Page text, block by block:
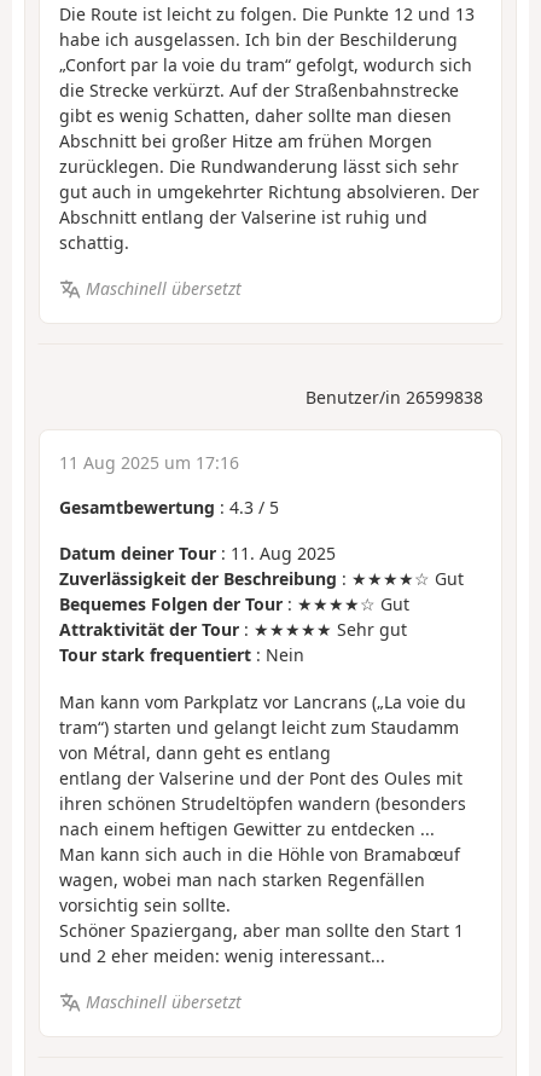
Die Route ist leicht zu folgen. Die Punkte 12 und 13
habe ich ausgelassen. Ich bin der Beschilderung
„Confort par la voie du tram“ gefolgt, wodurch sich
die Strecke verkürzt. Auf der Straßenbahnstrecke
gibt es wenig Schatten, daher sollte man diesen
Abschnitt bei großer Hitze am frühen Morgen
zurücklegen. Die Rundwanderung lässt sich sehr
gut auch in umgekehrter Richtung absolvieren. Der
Abschnitt entlang der Valserine ist ruhig und
schattig.
Maschinell übersetzt
Benutzer/in 26599838
11 Aug 2025 um 17:16
Gesamtbewertung : 4.3 / 5
Datum deiner Tour : 11. Aug 2025
Zuverlässigkeit der Beschreibung : ★★★★☆ Gut
Bequemes Folgen der Tour : ★★★★☆ Gut
Attraktivität der Tour : ★★★★★ Sehr gut
Tour stark frequentiert : Nein
Man kann vom Parkplatz vor Lancrans („La voie du
tram“) starten und gelangt leicht zum Staudamm
von Métral, dann geht es entlang
entlang der Valserine und der Pont des Oules mit
ihren schönen Strudeltöpfen wandern (besonders
nach einem heftigen Gewitter zu entdecken ...
Man kann sich auch in die Höhle von Bramabœuf
wagen, wobei man nach starken Regenfällen
vorsichtig sein sollte.
Schöner Spaziergang, aber man sollte den Start 1
und 2 eher meiden: wenig interessant...
Maschinell übersetzt